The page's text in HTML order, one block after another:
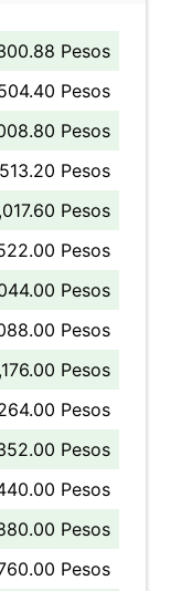
Pesos
Pesos
Pesos
Pesos
Pesos
Pesos
Pesos
Pesos
Pesos
Pesos
Pesos
Pesos
Pesos
Pesos